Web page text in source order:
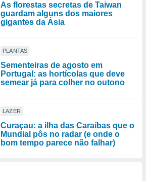
As florestas secretas de Taiwan
guardam alguns dos maiores
gigantes da Ásia
PLANTAS
Sementeiras de agosto em
Portugal: as hortícolas que deve
semear já para colher no outono
LAZER
Curaçau: a ilha das Caraíbas que o
Mundial pôs no radar (e onde o
bom tempo parece não falhar)